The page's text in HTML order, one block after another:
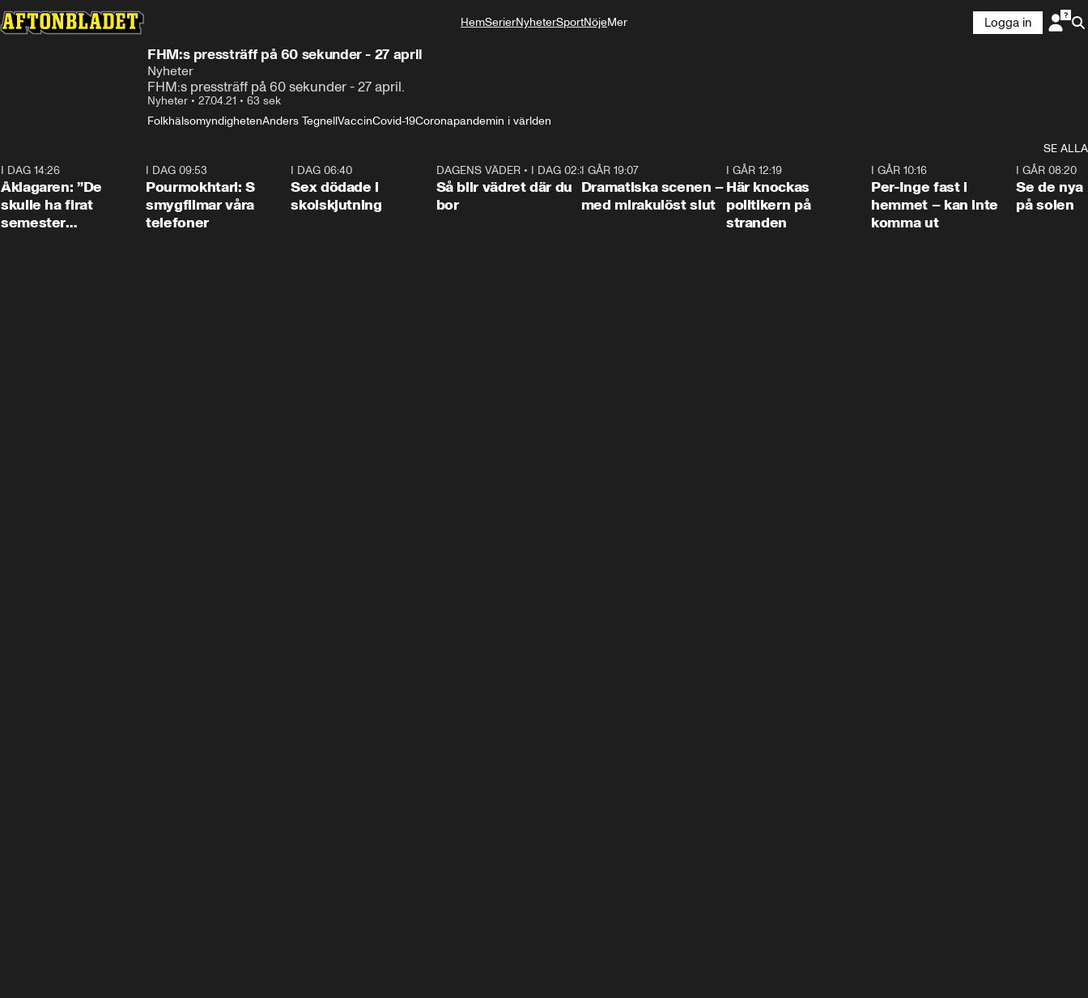
HemSerierNyheterSportNöjeMer
Logga in
FHM:s pressträff på 60 sekunder - 27 april
Nyheter
FHM:s pressträff på 60 sekunder - 27 april.
Nyheter • 27.04.21 • 63 sek
FolkhälsomyndighetenAnders TegnellVaccinCovid-19Coronapandemin i världen
SE ALLA
I DAG 14:26
Åklagaren: ”De
skulle ha firat
semester
I DAG 09:53
Pourmokhtari: S
smygfilmar våra
telefoner
I DAG 06:40
Sex dödade i
skolskjutning
1:06
DAGENS VÄDER• I DAG 02:30
Så blir vädret där du
bor
I GÅR 19:07
Dramatiska scenen –
med mirakulöst slut
I GÅR 12:19
Här knockas
politikern på
stranden
I GÅR 10:16
Per-Inge fast i
hemmet – kan inte
komma ut
I GÅR 08:20
Se de
på solen